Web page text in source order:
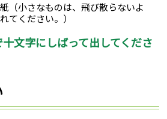
（小さなものは、飛び散らないよ
てください。）
文字にしばって出してくださ